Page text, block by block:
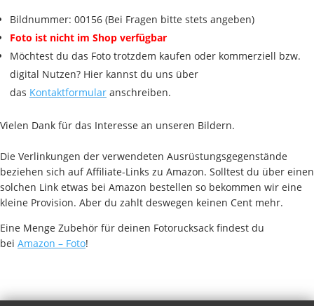
Bildnummer: 00156 (Bei Fragen bitte stets angeben)
Foto ist nicht im Shop verfügbar
Möchtest du das Foto trotzdem kaufen oder kommerziell bzw.
digital Nutzen? Hier kannst du uns über
das Kontaktformular anschreiben.
Vielen Dank für das Interesse an unseren Bildern.
Die Verlinkungen der verwendeten Ausrüstungsgegenstände
beziehen sich auf Affiliate-Links zu Amazon. Solltest du über einen
solchen Link etwas bei Amazon bestellen so bekommen wir eine
kleine Provision. Aber du zahlt deswegen keinen Cent mehr.
Eine Menge Zubehör für deinen Fotorucksack findest du
bei Amazon – Foto!